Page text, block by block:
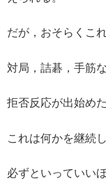
だが，おそらくこ
対局，詰碁，手筋
拒否反応が出始めた
これは何かを継続
必ずといっていい